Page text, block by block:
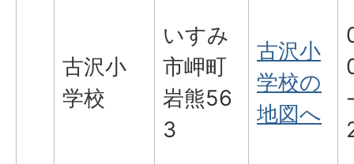
古沢小
学校
いすみ
市岬町
岩熊56
3
古沢小
学校の
地図へ